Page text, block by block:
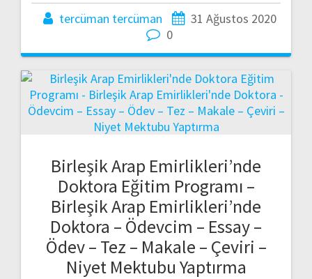
tercüman tercüman
31 Ağustos 2020
0
Birleşik Arap Emirlikleri’nde
Doktora Eğitim Programı –
Birleşik Arap Emirlikleri’nde
Doktora – Ödevcim – Essay –
Ödev – Tez – Makale – Çeviri –
Niyet Mektubu Yaptırma